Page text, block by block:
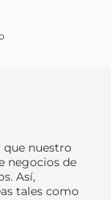
que nuestro
negocios de
Así,
tales como